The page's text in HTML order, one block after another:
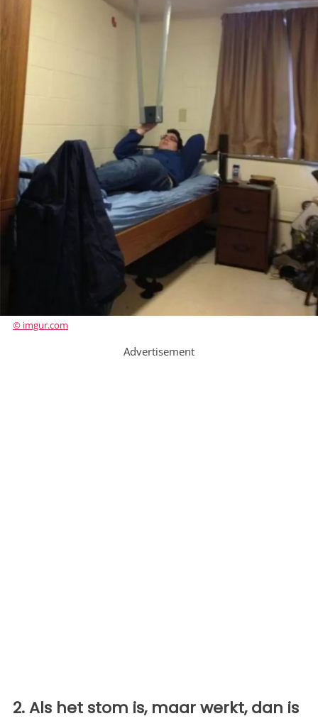
© imgur.com
Advertisement
2. Als het stom is, maar werkt, dan is